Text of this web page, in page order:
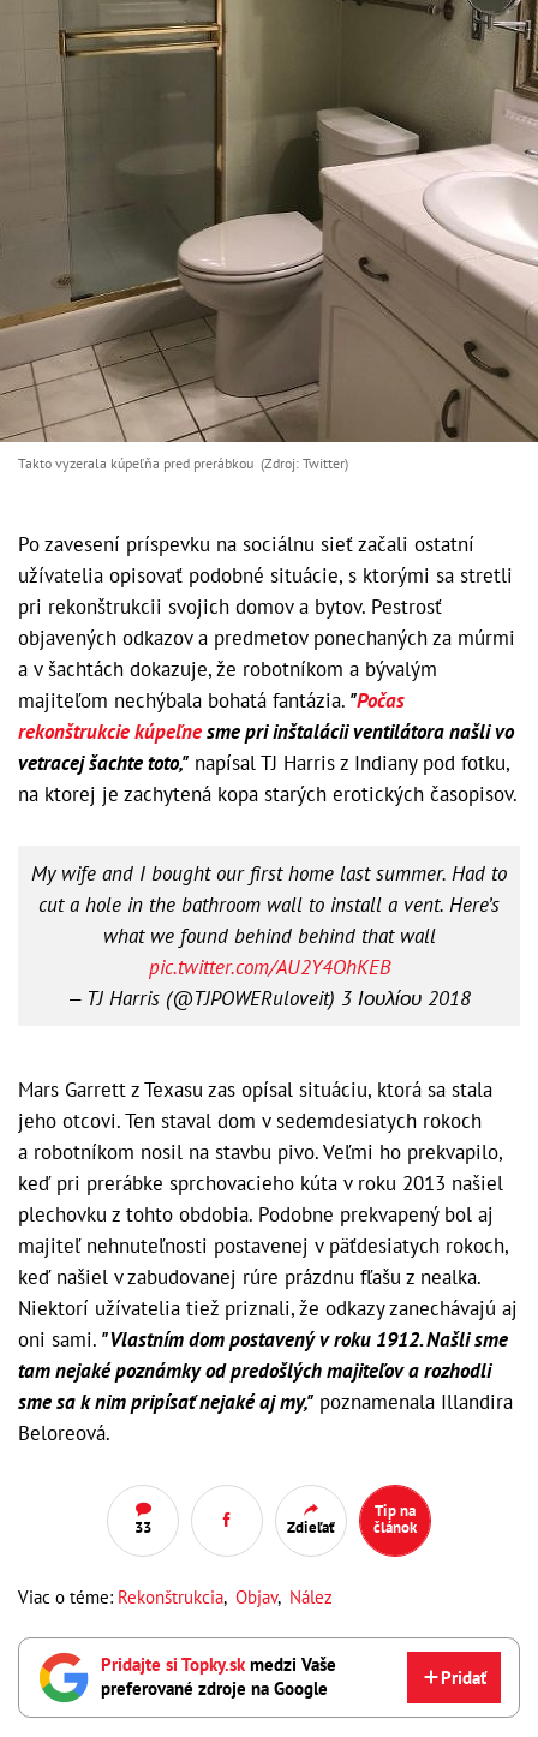
Takto vyzerala kúpeľňa pred prerábkou (Zdroj: Twitter)
Po zavesení príspevku na sociálnu sieť začali ostatní
užívatelia opisovať podobné situácie, s ktorými sa stretli
pri rekonštrukcii svojich domov a bytov. Pestrosť
objavených odkazov a predmetov ponechaných za múrmi
a v šachtách dokazuje, že robotníkom a bývalým
majiteľom nechýbala bohatá fantázia. "Počas
rekonštrukcie kúpeľnesme pri inštalácii ventilátora našli vo
vetracej šachte toto," napísal TJ Harris z Indiany pod fotku,
na ktorej je zachytená kopa starých erotických časopisov.
My wife and I bought our first home last summer. Had to
cut a hole in the bathroom wall to install a vent. Here’s
what we found behind behind that wall
pic.twitter.com/AU2Y4OhKEB
— TJ Harris (@TJPOWERuloveit) 3 Ιουλίου 2018
Mars Garrett z Texasu zas opísal situáciu, ktorá sa stala
jeho otcovi. Ten staval dom v sedemdesiatych rokoch
a robotníkom nosil na stavbu pivo. Veľmi ho prekvapilo,
keď pri prerábke sprchovacieho kúta v roku 2013 našiel
plechovku z tohto obdobia. Podobne prekvapený bol aj
majiteľ nehnuteľnosti postavenej v päťdesiatych rokoch,
keď našiel v zabudovanej rúre prázdnu fľašu z nealka.
Niektorí užívatelia tiež priznali, že odkazy zanechávajú aj
oni sami. "Vlastním dom postavený v roku 1912. Našli sme
tam nejaké poznámky od predošlých majiteľov a rozhodli
sme sa k nim pripísať nejaké aj my," poznamenala Illandira
Beloreová.
33 Zdieľať
Tip na
článok
Viac o téme: Rekonštrukcia, Objav, Nález
Pridajte si Topky.skmedzi Vaše
preferované zdroje na Google
Pridať